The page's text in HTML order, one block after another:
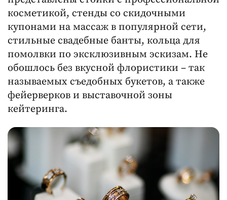
косметикой, стенды со скидочными
купонами на массаж в популярной сети,
стильные свадебные банты, кольца для
помолвки по эксклюзивным эскизам. Не
обошлось без вкусной флористики – так
называемых съедобных букетов, а также
фейерверков и выставочной зоны
кейтеринга.